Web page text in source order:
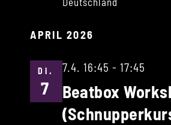
Deutschland
APRIL 2026
Di.
7
7.4. 16:45 - 17:45
Beatbox